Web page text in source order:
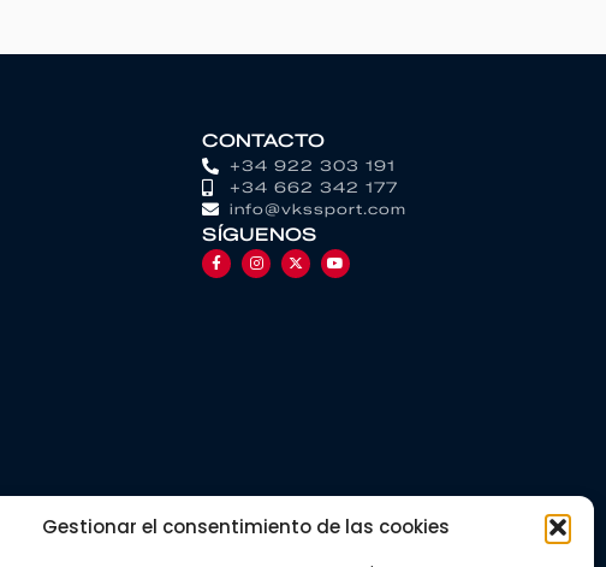
Gestionar el consentimiento de las cookies
CONTACTO
+34 922 303 191
+34 662 342 177
info@vkssport.com
SÍGUENOS